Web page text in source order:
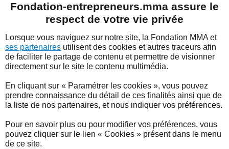
LES ÉTUDES DE LA FONDATION MMA
LES EXPERTS
LES BONNES NOUVELLES DU TERRITOIRE
L'ACTUALITÉ
Grand Prix 2016 - Découvrez
la liste des primés
La Fondation MMA des Entrepreneurs du Futur
France en décernant le Grand Prix des Bonnes
Nouvelles des Territoires. La remise des Prix a eu lieu le
8 juin, en présence des partenaires, acteurs
économiques et sociaux de premier plan et a permis
de distinguer des initiatives impertinentes et réussies
autour d'innovations économiques, technologiques et
sociales.
Fondation-entrepreneurs.mma assure le
respect de votre vie privée
Lorsque vous naviguez sur notre site, la Fondation MMA et
ses partenaires utilisent des cookies et autres traceurs afin
de faciliter le partage de contenu et permettre de visionner
directement sur le site le contenu multimédia.
En cliquant sur « Paramétrer les cookies », vous pouvez
prendre connaissance du détail de ces finalités ainsi que de
la liste de nos partenaires, et nous indiquer vos préférences.
Pour en savoir plus ou pour modifier vos préférences, vous
pouvez cliquer sur le lien « Cookies » présent dans le menu
de ce site.